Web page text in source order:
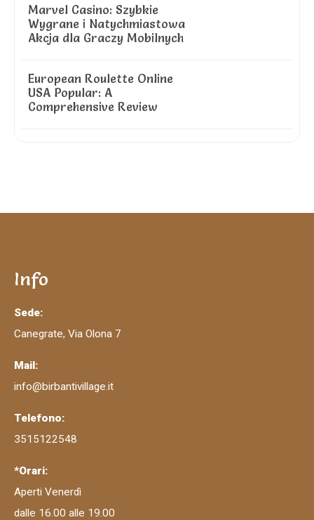
Marvel Casino: Szybkie
Wygrane i Natychmiastowa
Akcja dla Graczy Mobilnych
European Roulette Online
USA Popular: A
Comprehensive Review
Info
Sede:
Canegrate, Via Olona 7
Mail:
info@birbantivillage.it
Telefono:
3515122548
*Orari:
Aperti Venerdì
dalle 16.00 alle 19.00